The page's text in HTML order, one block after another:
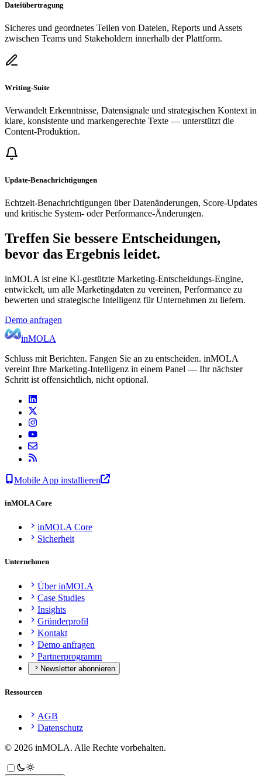
Dateiübertragung
Sicheres und geordnetes Teilen von Dateien, Reports und Assets
zwischen Teams und Stakeholdern innerhalb der Plattform.
Writing-Suite
Verwandelt Erkenntnisse, Datensignale und strategischen Kontext in
klare, konsistente und markengerechte Texte — unterstützt die
Content-Produktion.
Update-Benachrichtigungen
Echtzeit-Benachrichtigungen über Datenänderungen, Score-Updates
und kritische System- oder Performance-Änderungen.
Treffen Sie bessere Entscheidungen,
bevor das Ergebnis leidet.
inMOLA ist eine KI-gestützte Marketing-Entscheidungs-Engine,
entwickelt, um alle Marketingdaten zu vereinen, Performance zu
bewerten und strategische Intelligenz für Unternehmen zu liefern.
Demo anfragen
inMOLA
Schluss mit Berichten. Fangen Sie an zu entscheiden. inMOLA
vereint Ihre Marketing-Intelligenz in einem Panel — Ihr nächster
Schritt ist offensichtlich, nicht optional.
Mobile App installieren
inMOLA Core
inMOLA Core
Sicherheit
Unternehmen
Über inMOLA
Case Studies
Insights
Gründerprofil
Kontakt
Demo anfragen
Partnerprogramm
Newsletter abonnieren
Ressourcen
AGB
Datenschutz
© 2026 inMOLA. Alle Rechte vorbehalten.